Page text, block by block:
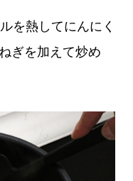
を熱してにんにく
ぎを加えて炒め